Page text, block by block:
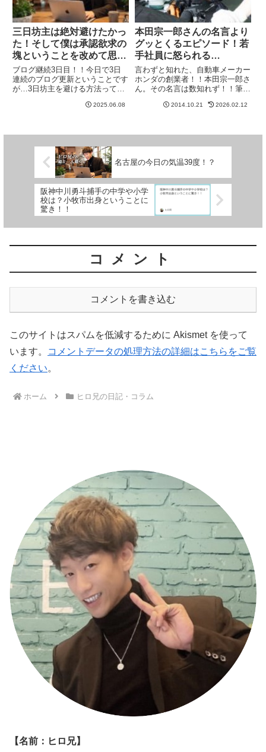
三日坊主は絶対避けたかっ
た！そして僕は承認欲求の
塊ということを改めて思っ
た…
ブログ継続3日目！！今日で3日
連続のブログ更新ということです
が…3日坊主を避ける方法っての
法ってのは、更新の時間を決めて
を高くしてしまうだけのこと。こ
2025.06.08
本田宗一郎さんの名言より
グッとくるエピソード！若
手社員に怒られる…
言わずと知れた、自動車メーカー
ホンダの創業者！！本田宗一郎さ
ん。その名言は数知れず！！筆者
の学びを得ています。ネット上で
などを共有しているのも多く見
ら...
2014.10.21 2026.02.12
名古屋の今日の気温39度！？
阪神中川勇斗捕手の中学や小学
校は？小牧市出身ということに
驚き！！
コメント
コメントを書き込む
このサイトはスパムを低減するために Akismet を使って
います。
コメントデータの処理方法の詳細はこちらをご覧
ください。
ホーム ヒロ兄の日記・コラム
【名前：ヒロ兄】